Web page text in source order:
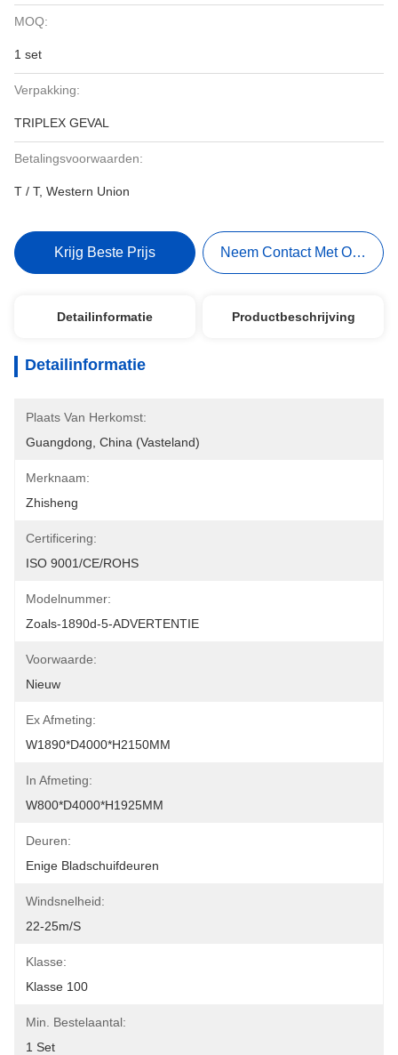
MOQ:
1 set
Verpakking:
TRIPLEX GEVAL
Betalingsvoorwaarden:
T / T, Western Union
Krijg Beste Prijs Neem Contact Met Ons Op
Detailinformatie Productbeschrijving
Detailinformatie
Plaats Van Herkomst:
Guangdong, China (vasteland)
Merknaam:
Zhisheng
Certificering:
ISO 9001/CE/ROHS
Modelnummer:
Zoals-1890d-5-ADVERTENTIE
Voorwaarde:
Nieuw
Ex Afmeting:
W1890*D4000*H2150MM
In Afmeting:
W800*D4000*H1925MM
Deuren:
Enige Bladschuifdeuren
Windsnelheid:
22-25m/s
Klasse:
Klasse 100
Min. Bestelaantal:
1 Set